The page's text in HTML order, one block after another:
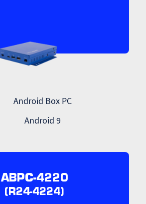
Android Box PC
Android 9
ABPC-4220
(R24-4224)